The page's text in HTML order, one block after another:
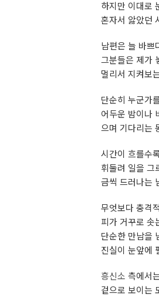
하지만 이대로
혼자서 앓았던
남편은 늘 바쁘
그분들은 제가
멀리서 지켜보
단순히 누군가
어두운 밤이나
으며 기다리는
시간이 흐를수
휘둘려 일을 그
금씩 드러나는
무엇보다 충격
피가 거꾸로 솟
단순한 만남을
진실이 눈앞에
흥신소 측에서
겉으로 보이는